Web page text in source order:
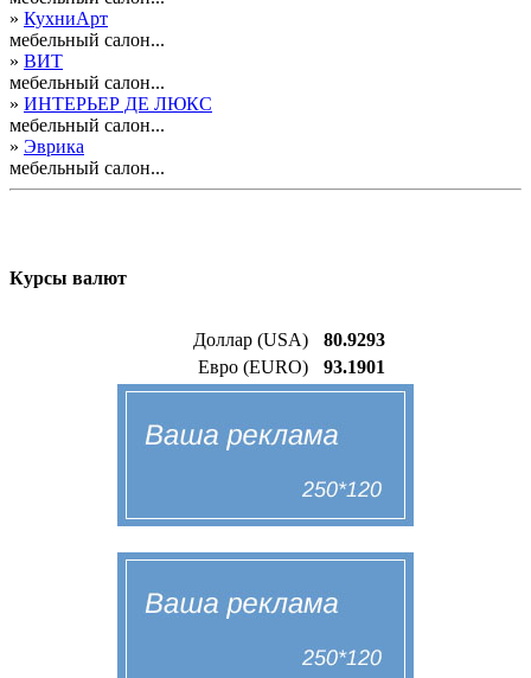
» КухниАрт
мебельный салон...
» ВИТ
мебельный салон...
» ИНТЕРЬЕР ДЕ ЛЮКС
мебельный салон...
» Эврика
мебельный салон...
Курсы валют
Доллар (USA)
80.9293
Евро (EURO)
93.1901